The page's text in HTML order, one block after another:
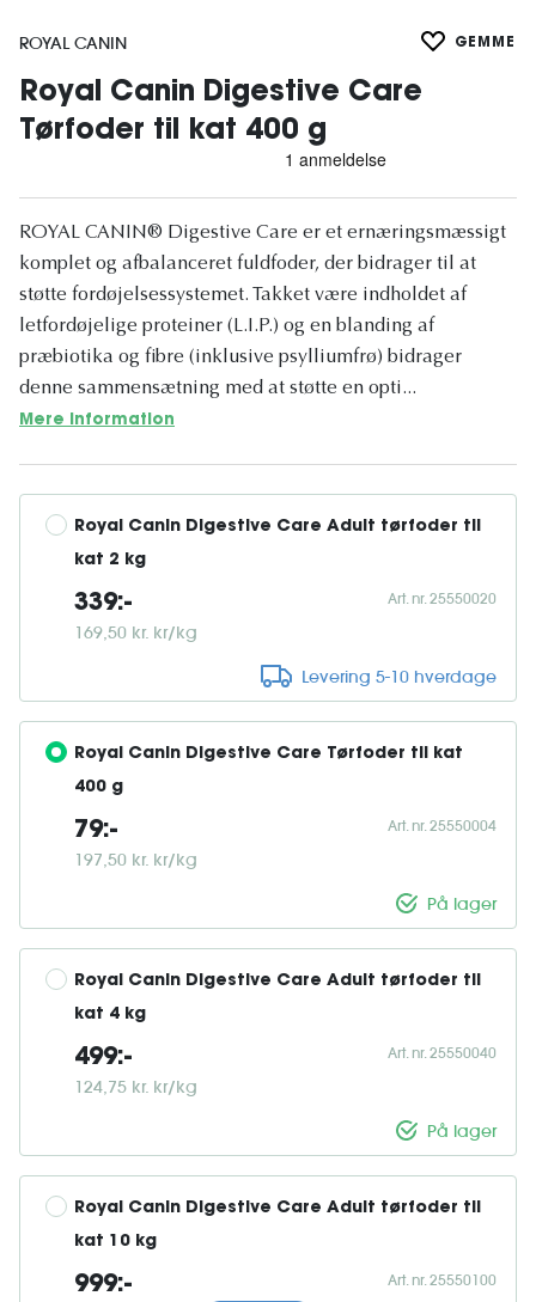
ROYAL CANIN GEMME
Royal Canin Digestive Care
Tørfoder til kat 400 g
ROYAL CANIN® Digestive Care er et ernæringsmæssigt
komplet og afbalanceret fuldfoder, der bidrager til at
støtte fordøjelsessystemet. Takket være indholdet af
letfordøjelige proteiner (L.I.P.) og en blanding af
præbiotika og fibre (inklusive psylliumfrø) bidrager
denne sammensætning med at støtte en opti...
Mere information
Royal Canin Digestive Care Adult tørfoder til
kat 2 kg
339:-
169,50 kr. kr/kg
Art. nr. 25550020
Levering 5-10 hverdage
Royal Canin Digestive Care Tørfoder til kat
400 g
79:-
197,50 kr. kr/kg
Art. nr. 25550004
På lager
Royal Canin Digestive Care Adult tørfoder til
kat 4 kg
499:-
124,75 kr. kr/kg
Art. nr. 25550040
På lager
Royal Canin Digestive Care Adult tørfoder til
kat 10 kg
999:- Art. nr. 25550100